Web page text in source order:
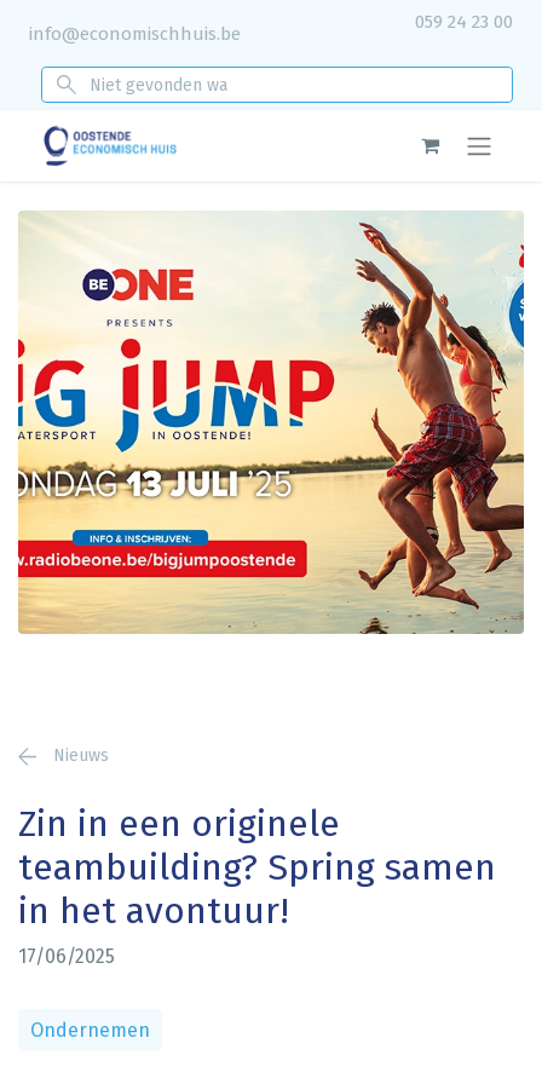
info@economischhuis.be
059 24 23 00
Nieuws
Zin in een originele
teambuilding? Spring samen
in het avontuur!
17/06/2025
Ondernemen